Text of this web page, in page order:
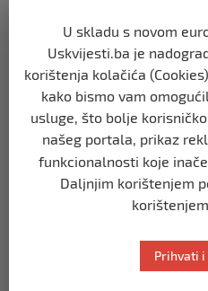
(FOTO)
Sudske
zločinca
prije 3 godine
TIMELINE
(VIDEO) Užas
poginulo u
generala
U skladu s novom
Uskvijesti.ba je
korištenja kolačića
kako bismo vam
usluge, što bolje
našeg portala, prikaz
funkcionalnosti koje
Daljnjim korištenjem
Prihvati